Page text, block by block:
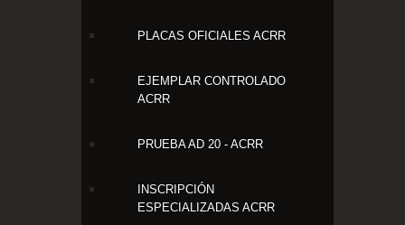
PLACAS OFICIALES ACRR
EJEMPLAR CONTROLADO
ACRR
PRUEBA AD 20 - ACRR
INSCRIPCIÓN
ESPECIALIZADAS ACRR